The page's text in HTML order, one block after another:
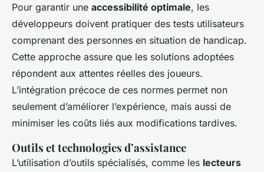
Pour garantir une accessibilité optimale, les
développeurs doivent pratiquer des tests utilisateurs
comprenant des personnes en situation de handicap.
Cette approche assure que les solutions adoptées
répondent aux attentes réelles des joueurs.
L’intégration précoce de ces normes permet non
seulement d’améliorer l’expérience, mais aussi de
minimiser les coûts liés aux modifications tardives.
Outils et technologies d’assistance
L’utilisation d’outils spécialisés, comme les lecteurs